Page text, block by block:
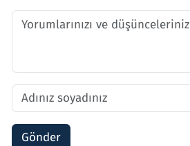
Gönder